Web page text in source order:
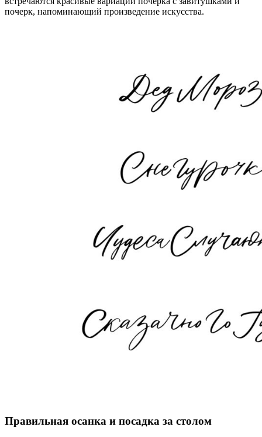
почерк, напоминающий произведение искусства.
Правильная осанка и посадка за столом